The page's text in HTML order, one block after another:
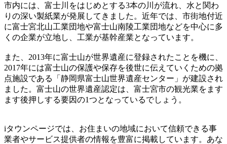
市内には、富士川をはじめとする3本の川が流れ、水と関わ
りの深い製紙業が発展してきました。近年では、市街地付近
に富士宮北山工業団地や富士山南陵工業団地などを中心に多
くの企業が立地し、工業が基幹産業となっています。
また、2013年に富士山が世界遺産に登録されたことを機に、
2017年には富士山の保護や保存を後世に伝えていくための拠
点施設である「静岡県富士山世界遺産センター」が建設され
ました。富士山の世界遺産認定は、富士宮市の観光業をます
ます後押しする要因の1つとなっているでしょう。
iタウンページでは、お住まいの地域において信頼できる事
業者やサービス提供者の情報を豊富に掲載しています。あな